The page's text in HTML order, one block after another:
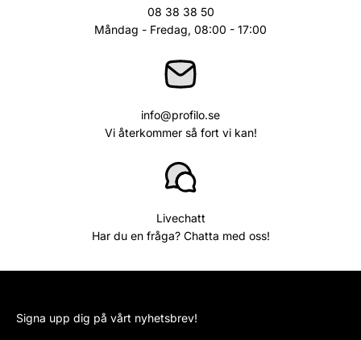
08 38 38 50
Måndag - Fredag, 08:00 - 17:00
info@profilo.se
Vi återkommer så fort vi kan!
Livechatt
Har du en fråga? Chatta med oss!
Signa upp dig på vårt nyhetsbrev!